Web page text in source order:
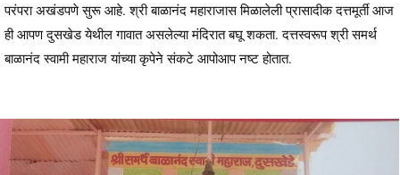
परंपरा अखंडपणे सुरू आहे. श्री बाळानंद महाराजास मिळालेली प्रासादीक दत्तमूर्ती आज
ही आपण दुसखेड येथील गावात असलेल्या मंदिरात बघू शकता. दत्तस्वरूप श्री समर्थ
बाळानंद स्वामी महाराज यांच्या कृपेने संकटे आपोआप नष्ट होतात.